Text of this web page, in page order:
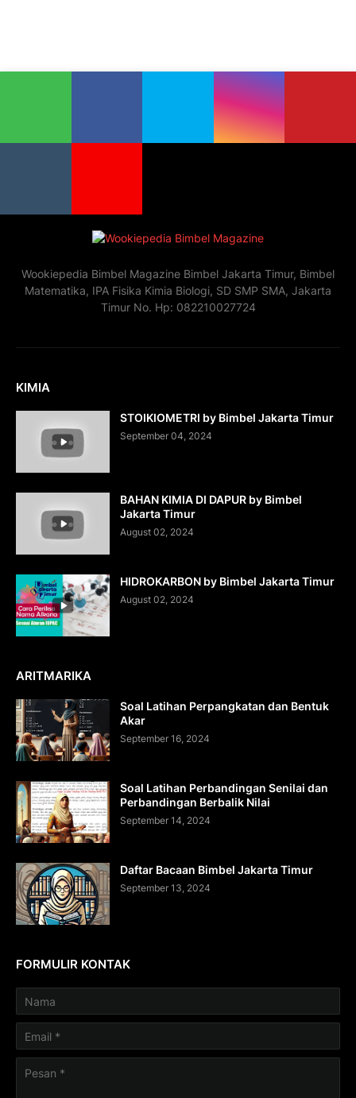
Wookiepedia Bimbel Magazine Bimbel Jakarta Timur, Bimbel
Matematika, IPA Fisika Kimia Biologi, SD SMP SMA, Jakarta
Timur No. Hp: 082210027724
KIMIA
STOIKIOMETRI by Bimbel Jakarta Timur
September 04, 2024
BAHAN KIMIA DI DAPUR by Bimbel
Jakarta Timur
August 02, 2024
HIDROKARBON by Bimbel Jakarta Timur
August 02, 2024
ARITMARIKA
Soal Latihan Perpangkatan dan Bentuk
Akar
September 16, 2024
Soal Latihan Perbandingan Senilai dan
Perbandingan Berbalik Nilai
September 14, 2024
Daftar Bacaan Bimbel Jakarta Timur
September 13, 2024
FORMULIR KONTAK